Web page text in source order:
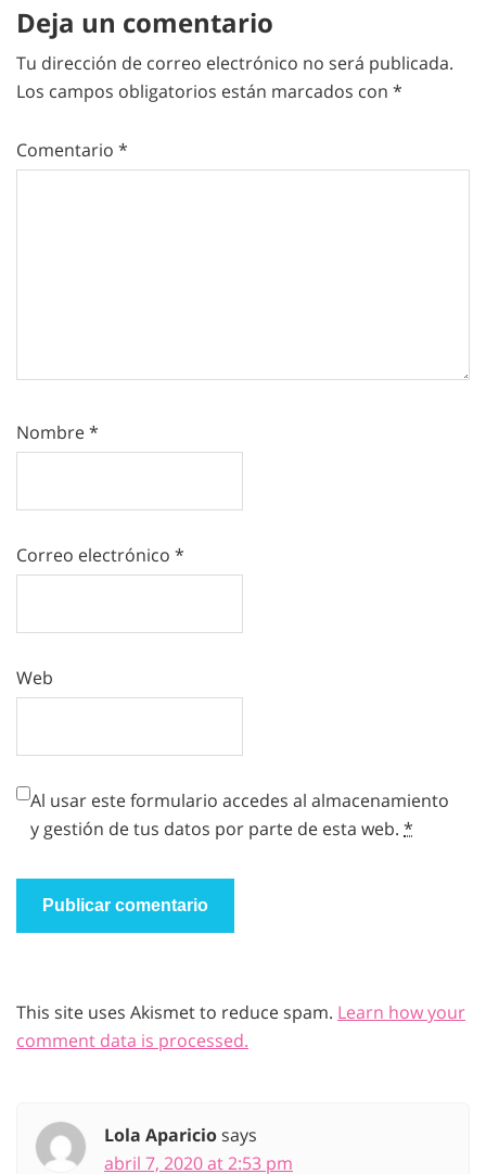
Deja un comentario
Tu dirección de correo electrónico no será publicada.
Los campos obligatorios están marcados con *
Comentario *
Nombre*
Correo electrónico *
Web
Al usar este formulario accedes al almacenamiento
y gestión de tus datos por parte de esta web. *
This site uses Akismet to reduce spam. Learn how your
comment data is processed.
Lola Apariciosays
abril 7, 2020 at 2:53 pm